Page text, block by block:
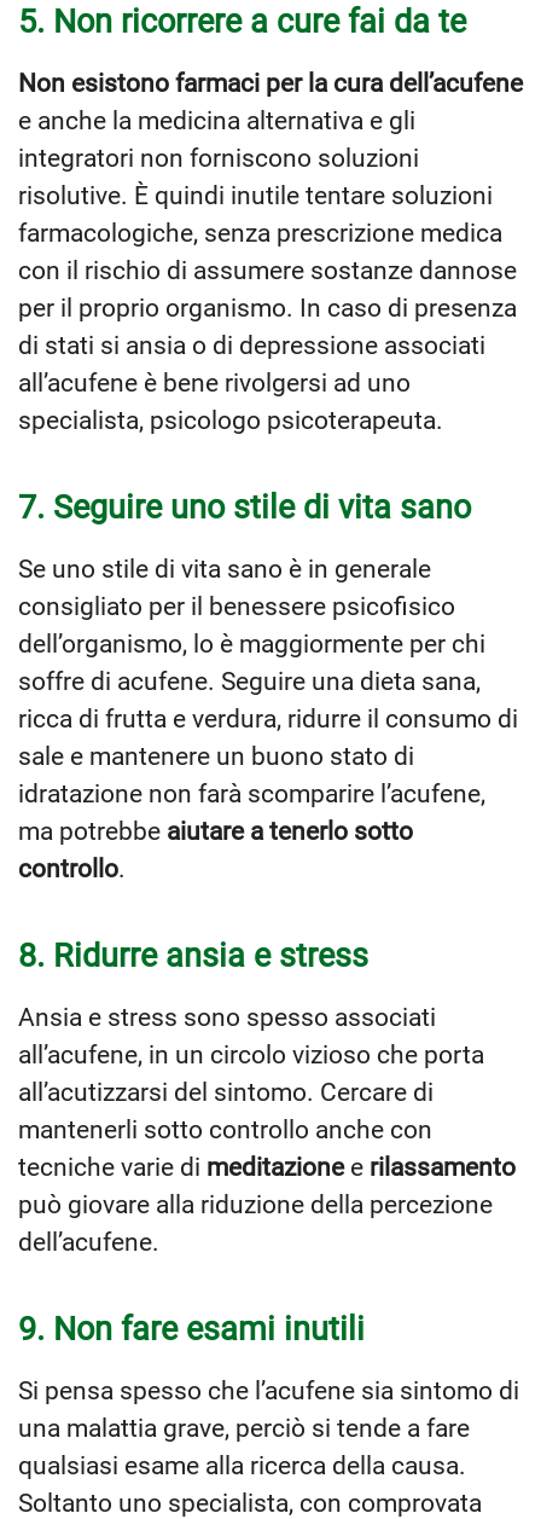
5. Non ricorrere a cure fai da te
Non esistono farmaci per la cura dell’acufene
e anche la medicina alternativa e gli
integratori non forniscono soluzioni
risolutive. È quindi inutile tentare soluzioni
farmacologiche, senza prescrizione medica
con il rischio di assumere sostanze dannose
per il proprio organismo. In caso di presenza
di stati si ansia o di depressione associati
all’acufene è bene rivolgersi ad uno
specialista, psicologo psicoterapeuta.
7. Seguire uno stile di vita sano
Se uno stile di vita sano è in generale
consigliato per il benessere psicofisico
dell’organismo, lo è maggiormente per chi
soffre di acufene. Seguire una dieta sana,
ricca di frutta e verdura, ridurre il consumo di
sale e mantenere un buono stato di
idratazione non farà scomparire l’acufene,
ma potrebbe aiutare a tenerlo sotto
controllo.
8. Ridurre ansia e stress
Ansia e stress sono spesso associati
all’acufene, in un circolo vizioso che porta
all’acutizzarsi del sintomo. Cercare di
mantenerli sotto controllo anche con
tecniche varie di meditazione e rilassamento
può giovare alla riduzione della percezione
dell’acufene.
9. Non fare esami inutili
Si pensa spesso che l’acufene sia sintomo di
una malattia grave, perciò si tende a fare
qualsiasi esame alla ricerca della causa.
Soltanto uno specialista, con comprovata